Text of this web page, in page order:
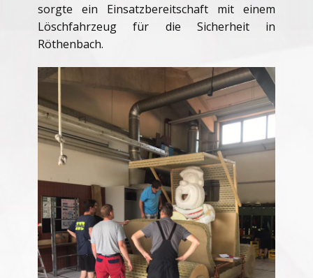
sorgte ein Einsatzbereitschaft mit einem
Löschfahrzeug für die Sicherheit in
Röthenbach.